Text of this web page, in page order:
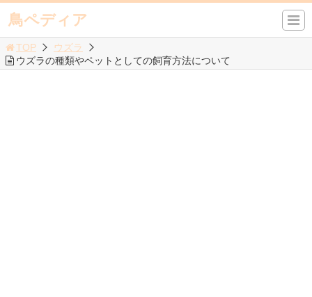
鳥ペディア
TOP
ウズラ
ウズラの種類やペットとしての飼育方法について